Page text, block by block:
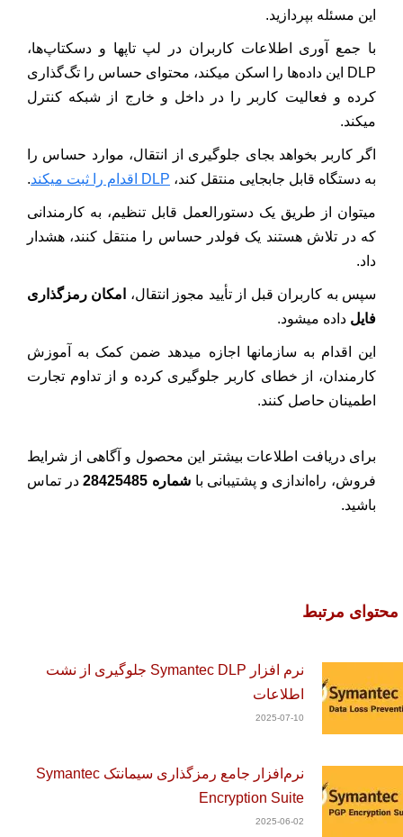
این مسئله بپردازید.
با جمع آوری اطلاعات کاربران در لپ تاپها و دسکتاپ‌ها،
DLP این داده‌ها را اسکن میکند، محتوای حساس را تگ‌گذاری
کرده و فعالیت کاربر را در داخل و خارج از شبکه کنترل
میکند.
اگر کاربر بخواهد بجای جلوگیری از انتقال، موارد حساس را
به دستگاه قابل جابجایی منتقل کند، DLP اقدام را ثبت میکند .
میتوان از طریق یک دستورالعمل قابل تنظیم، به کارمندانی
که در تلاش هستند یک فولدر حساس را منتقل کنند، هشدار
داد.
سپس به کاربران قبل از تأیید مجوز انتقال،
امکان رمزگذاری
فایل داده میشود.
این اقدام به سازمانها اجازه میدهد ضمن کمک به آموزش
کارمندان، از خطای کاربر جلوگیری کرده و از تداوم تجارت
اطمینان حاصل کنند.
برای دریافت اطلاعات بیشتر این محصول و آگاهی از شرایط
فروش، راه‌اندازی و پشتیبانی باشماره 28425485
در تماس
باشید.
محتوای مرتبط
نرم افزار Symantec DLP جلوگیری از نشت
اطلاعات
2025-07-10
نرم‌افزار جامع رمزگذاری سیمانتک Symantec
Encryption Suite
2025-06-02